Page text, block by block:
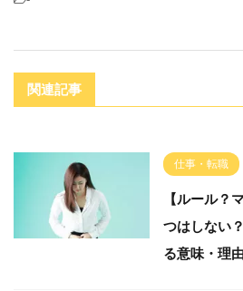
関連記事
仕事・転職
【ルール？
つはしない
る意味・理由